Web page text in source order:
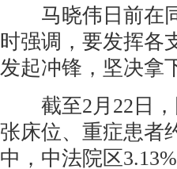
马晓伟日前在同
时强调，要发挥各
发起冲锋，坚决拿
截至2月22日，
张床位、重症患者
中，中法院区